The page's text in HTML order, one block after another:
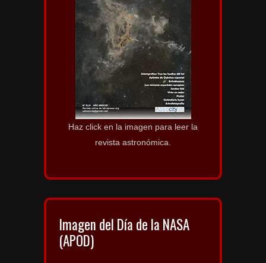
Haz click en la imagen para leer la
revista astronómica.
Imagen del Día de la NASA
(APOD)